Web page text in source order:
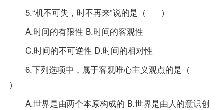
5.“机不可失，时不再来”说的是（ ）
A.时间的有限性 B.时间的客观性
C.时间的不可逆性 D.时间的相对性
6.下列选项中，属于客观唯心主义观点的是（
）
A.世界是由两个本原构成的 B.世界是由人的意识创